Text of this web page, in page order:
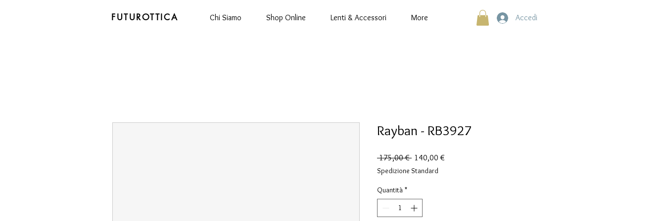
FUTUROTTICA Chi Siamo Shop Online Lenti & Accessori More Accedi
Rayban - RB3927
175,00 € Prezzo
regolare
140,00 €
Spedizione Standard
Quantità *